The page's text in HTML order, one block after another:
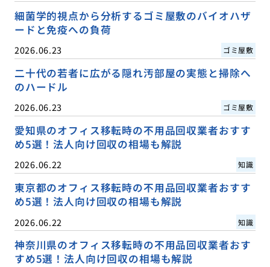
細菌学的視点から分析するゴミ屋敷のバイオハザ
ードと免疫への負荷
2026.06.23 ゴミ屋敷
二十代の若者に広がる隠れ汚部屋の実態と掃除へ
のハードル
2026.06.23 ゴミ屋敷
愛知県のオフィス移転時の不用品回収業者おすす
め5選！法人向け回収の相場も解説
2026.06.22 知識
東京都のオフィス移転時の不用品回収業者おすす
め5選！法人向け回収の相場も解説
2026.06.22 知識
神奈川県のオフィス移転時の不用品回収業者おす
すめ5選！法人向け回収の相場も解説